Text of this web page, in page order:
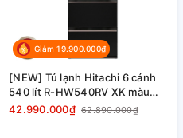
Giảm 19.900.000₫
[NEW] Tủ lạnh Hitachi 6 cánh
540 lít R-HW540RV XK màu
đen, Nhật Bản giá tốt
42.990.000₫ 62.890.000₫